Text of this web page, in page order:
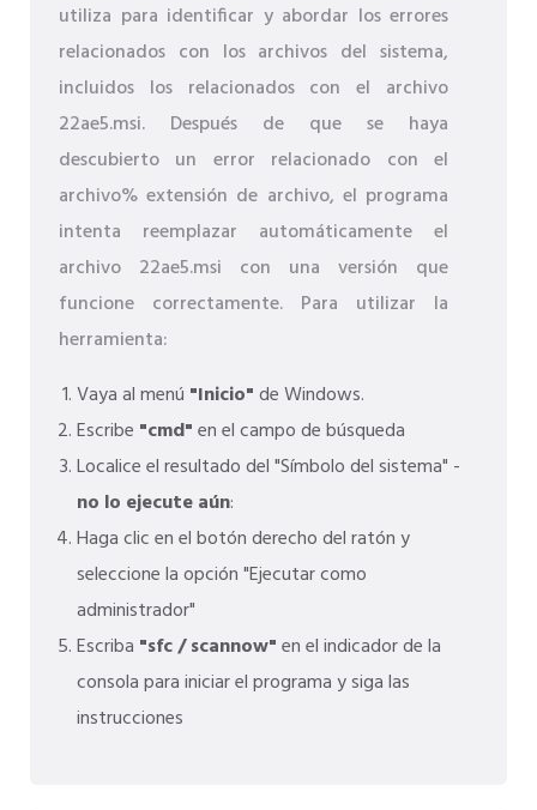
utiliza para identificar y abordar los errores
relacionados con los archivos del sistema,
incluidos los relacionados con el archivo
22ae5.msi. Después de que se haya
descubierto un error relacionado con el
archivo% extensión de archivo, el programa
intenta reemplazar automáticamente el
archivo 22ae5.msi con una versión que
funcione correctamente. Para utilizar la
herramienta:
Vaya al menú "Inicio"de Windows.
Escribe "cmd"en el campo de búsqueda
Localice el resultado del "Símbolo del sistema" -
no lo ejecute aún:
Haga clic en el botón derecho del ratón y
seleccione la opción "Ejecutar como
administrador"
Escriba "sfc / scannow"en el indicador de la
consola para iniciar el programa y siga las
instrucciones